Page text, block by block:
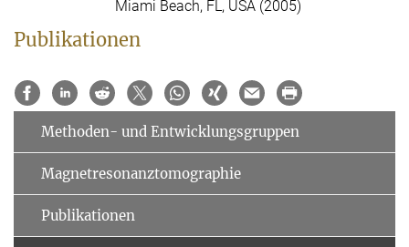
Miami Beach, FL, USA (2005)
Publikationen
Methoden- und Entwicklungsgruppen
Magnetresonanztomographie
Publikationen